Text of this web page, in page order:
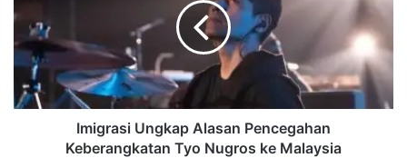
Pencegahan
Keberangkatan
Tyo
Nugros
ke
Malaysia
Imigrasi Ungkap Alasan Pencegahan
Keberangkatan Tyo Nugros ke Malaysia